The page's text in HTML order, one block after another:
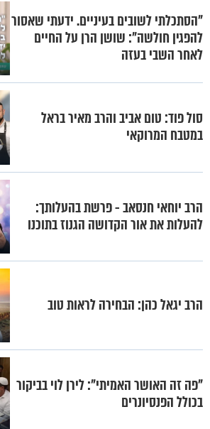
"הסתכלתי לשובים בעיניים. ידעתי שאסור
להפגין חולשה": שושן הרן על החיים
לאחר השבי בעזה
סול פוד: טום אביב והרב מאיר בראל
במטבח המרוקאי
הרב יוחאי חנסאב - פרשת בהעלותך:
להעלות את אור הקדושה הגנוז בתוכנו
הרב יגאל כהן: הבחירה לראות טוב
"פה זה האושר האמיתי": לירן לוי בביקור
בכולל הפנסיונרים